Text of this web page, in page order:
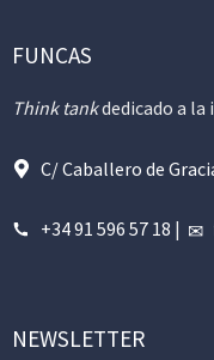
FUNCAS
Think tankdedicado a la
C/ Caballero de
+34 91 596 57 18 |
NEWSLETTER